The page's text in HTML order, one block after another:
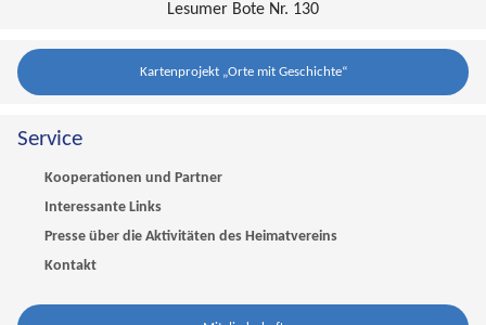
Lesumer Bote Nr. 130
Kartenprojekt „Orte mit Geschichte“
Service
Kooperationen und Partner
Interessante Links
Presse über die Aktivitäten des Heimatvereins
Kontakt